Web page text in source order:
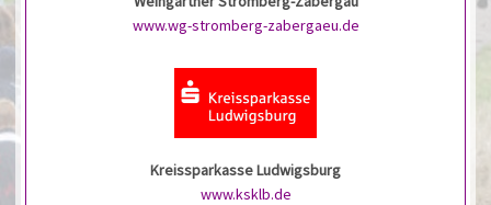
www.wg-stromberg-zabergaeu.de
Kreissparkasse Ludwigsburg
www.ksklb.de